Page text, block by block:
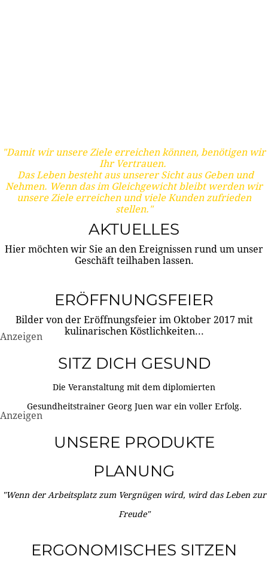
"Damit wir unsere Ziele erreichen können, benötigen wir
Ihr Vertrauen.
Das Leben besteht aus unserer Sicht aus Geben und
Nehmen. Wenn das im Gleichgewicht bleibt werden wir
unsere Ziele erreichen und viele Kunden zufrieden
stellen."
AKTUELLES
Hier möchten wir Sie an den Ereignissen rund um unser
Geschäft teilhaben lassen.
ERÖFFNUNGSFEIER
Bilder von der Eröffnungsfeier im Oktober 2017 mit
kulinarischen Köstlichkeiten...
Anzeigen
SITZ DICH GESUND
Die Veranstaltung mit dem diplomierten
Gesundheitstrainer Georg Juen war ein voller Erfolg.
Anzeigen
UNSERE PRODUKTE
PLANUNG
"Wenn der Arbeitsplatz zum Vergnügen wird, wird das Leben zur
Freude"
ERGONOMISCHES SITZEN